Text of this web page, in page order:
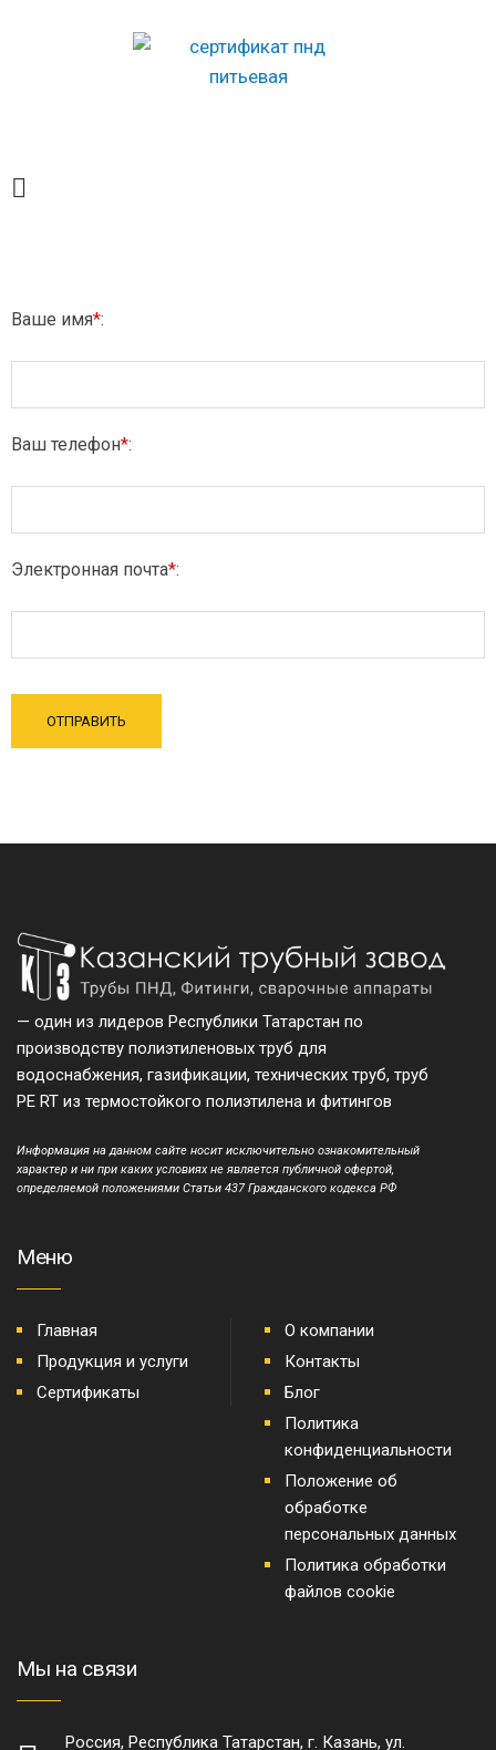
Ваше имя*:
Ваш телефон*:
Электронная почта*:
— один из лидеров Республики Татарстан по
производству полиэтиленовых труб для
водоснабжения, газификации, технических труб, труб
PE RT из термостойкого полиэтилена и фитингов
Информация на данном сайте носит исключительно ознакомительный
характер и ни при каких условиях не является публичной офертой,
определяемой положениями Статьи 437 Гражданского кодекса РФ
Меню
Главная
Продукция и услуги
Сертификаты
О компании
Контакты
Блог
Политика
конфиденциальности
Положение об
обработке
персональных данных
Политика обработки
файлов cookie
Мы на связи
Россия, Республика Татарстан, г. Казань, ул.